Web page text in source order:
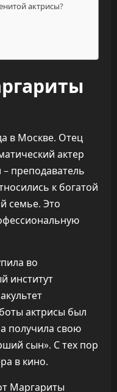
актрисы?
в Москве. Отец
актер
преподаватель
к богатой
семье. Это
во
институт
актрисы был
получила свою
сын». С тех пор
в кино.
Маргариты